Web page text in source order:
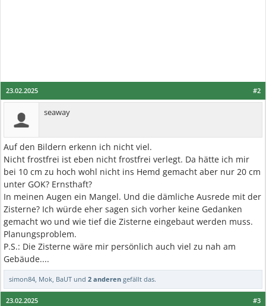
#2
23.02.2025
seaway
Auf den Bildern erkenn ich nicht viel.
Nicht frostfrei ist eben nicht frostfrei verlegt. Da hätte ich mir
bei 10 cm zu hoch wohl nicht ins Hemd gemacht aber nur 20 cm
unter GOK? Ernsthaft?
In meinen Augen ein Mangel. Und die dämliche Ausrede mit der
Zisterne? Ich würde eher sagen sich vorher keine Gedanken
gemacht wo und wie tief die Zisterne eingebaut werden muss.
Planungsproblem.
P.S.: Die Zisterne wäre mir persönlich auch viel zu nah am
Gebäude....
simon84, Mok, BaUT und 2 anderen gefällt das.
#3
23.02.2025